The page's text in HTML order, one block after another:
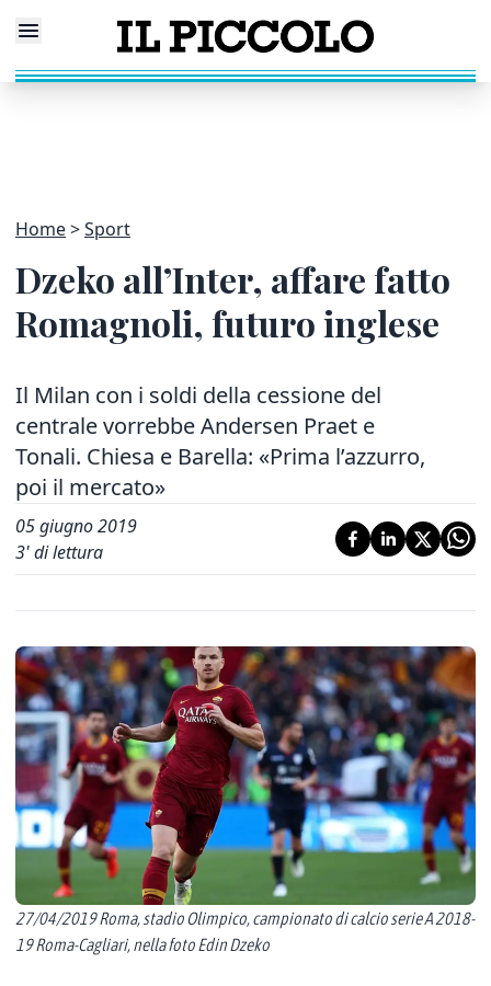
Home Sport
Dzeko all’Inter, affare fatto
Romagnoli, futuro inglese
Il Milan con i soldi della cessione del
centrale vorrebbe Andersen Praet e
Tonali. Chiesa e Barella: «Prima l’azzurro,
poi il mercato»
05 giugno 2019
3' di lettura
27/04/2019 Roma, stadio Olimpico, campionato di calcio serie A 2018-
19 Roma-Cagliari, nella foto Edin Dzeko